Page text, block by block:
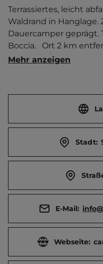
Terrassiertes, leicht
Waldrand in Hanglage.
Dauercamper geprägt.
Boccia.   Ort 2 km
Touristen-/
Mehr anzeigen
Stadt:
E-Mail:
Webseite: